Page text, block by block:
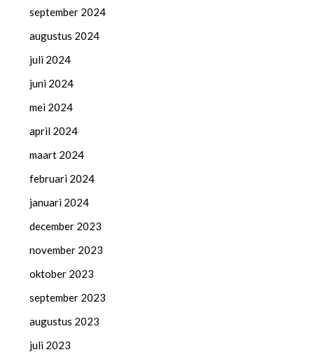
september 2024
augustus 2024
juli 2024
juni 2024
mei 2024
april 2024
maart 2024
februari 2024
januari 2024
december 2023
november 2023
oktober 2023
september 2023
augustus 2023
juli 2023